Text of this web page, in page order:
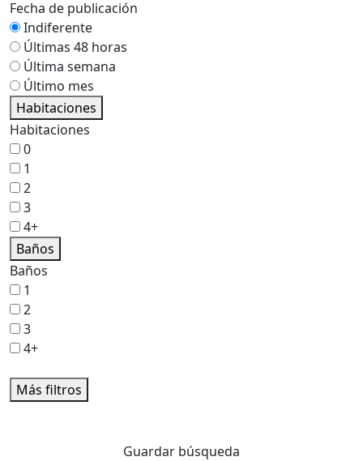
Fecha de publicación
Indiferente
Últimas 48 horas
Última semana
Último mes
Habitaciones
Habitaciones
0
1
2
3
4+
Baños
Baños
1
2
3
4+
Más filtros
Guardar búsqueda